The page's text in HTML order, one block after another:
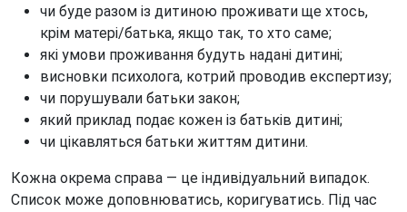
чи буде разом із дитиною проживати ще хтось,
крім матері/батька, якщо так, то хто саме;
які умови проживання будуть надані дитині;
висновки психолога, котрий проводив експертизу;
чи порушували батьки закон;
який приклад подає кожен із батьків дитині;
чи цікавляться батьки життям дитини.
Кожна окрема справа — це індивідуальний випадок.
Список може доповнюватись, коригуватись. Під час